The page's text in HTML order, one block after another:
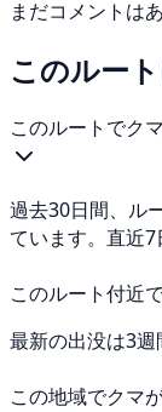
まだコメントは
このルー
このルートでク
過去30日間、ル
ています。直近7
このルート付近
最新の出没は3週
この地域でクマ